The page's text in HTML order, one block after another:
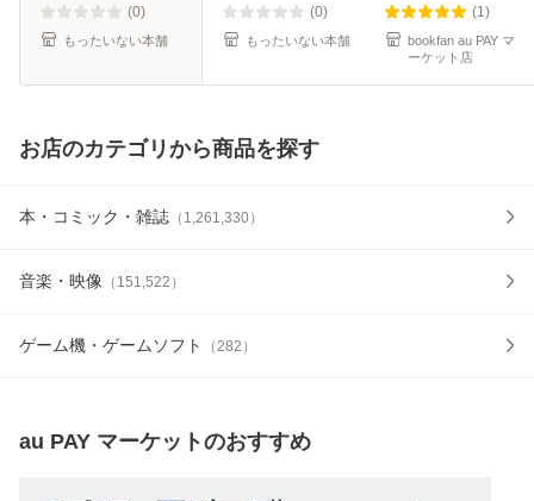
【メール便送料無
料】
(0)
もったいない本舗
(0)
もったいない本舗
(1)
bookfan au PAY マ
ーケット店
お店のカテゴリから商品を探す
本・コミック・雑誌 （ 1,261,330）
音楽・映像 （ 151,522 ）
ゲーム機・ゲームソフト （282 ）
au PAY マーケットのおすすめ